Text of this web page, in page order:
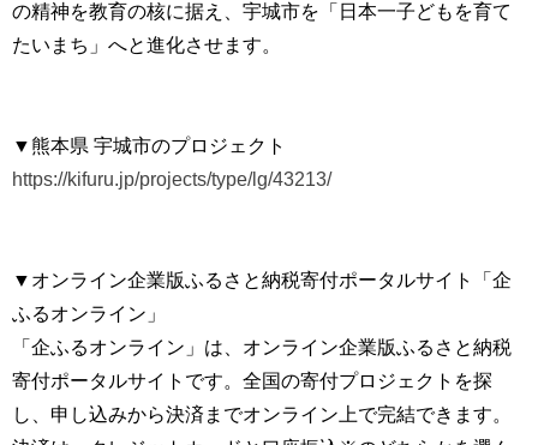
の精神を教育の核に据え、宇城市を「日本一子どもを育て
たいまち」へと進化させます。
▼熊本県 宇城市のプロジェクト
https://kifuru.jp/projects/type/lg/43213/
▼オンライン企業版ふるさと納税寄付ポータルサイト「企
ふるオンライン」
「企ふるオンライン」は、オンライン企業版ふるさと納税
寄付ポータルサイトです。全国の寄付プロジェクトを探
し、申し込みから決済までオンライン上で完結できます。